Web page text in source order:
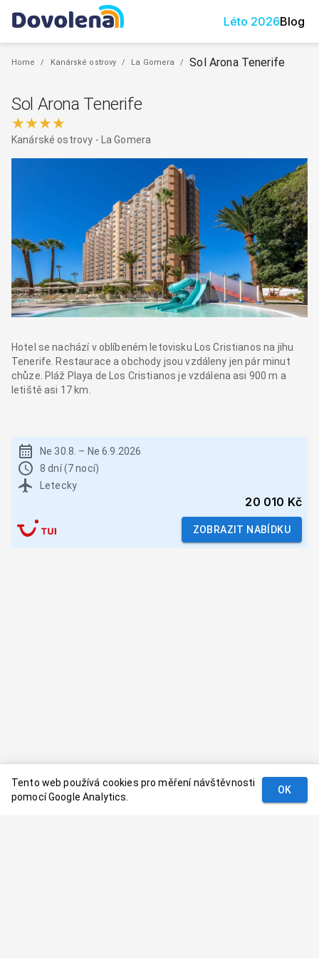
Léto 2026Blog
Home / Kanárské ostrovy / La Gomera / Sol Arona Tenerife
Sol Arona Tenerife
★★★★
Kanárské ostrovy - La Gomera
Hotel se nachází v oblíbeném letovisku Los Cristianos na jihu
Tenerife. Restaurace a obchody jsou vzdáleny jen pár minut
chůze. Pláž Playa de Los Cristianos je vzdálena asi 900 m a
letiště asi 17 km.
Ne 30.8. – Ne 6.9.2026
8 dní (7 nocí)
Letecky
20 010 Kč
ZOBRAZIT NABÍDKU
Tento web používá cookies pro měření návštěvnosti
pomocí Google Analytics.
OK